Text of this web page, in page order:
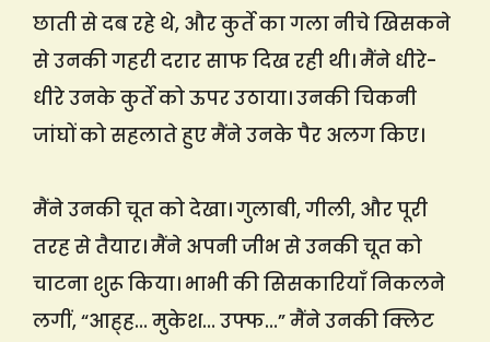
छाती से दब रहे थे, और कुर्ते का गला नीचे खिसकने
से उनकी गहरी दरार साफ दिख रही थी। मैंने धीरे-
धीरे उनके कुर्ते को ऊपर उठाया। उनकी चिकनी
जांघों को सहलाते हुए मैंने उनके पैर अलग किए।
मैंने उनकी चूत को देखा। गुलाबी, गीली, और पूरी
तरह से तैयार। मैंने अपनी जीभ से उनकी चूत को
चाटना शुरू किया। भाभी की सिसकारियाँ निकलने
लगीं, “आह्ह… मुकेश… उफ्फ…” मैंने उनकी क्लिट